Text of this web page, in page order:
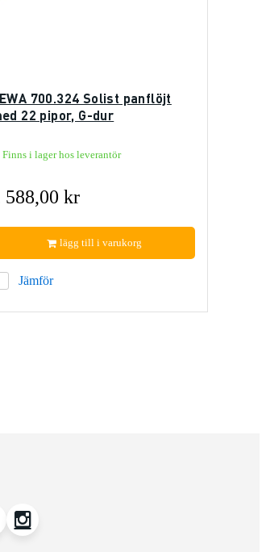
700.324 Solist panflöjt
22 pipor, G-dur
Finns i lager hos leverantör
588,00 kr
Jämför
lägg till i varukorg